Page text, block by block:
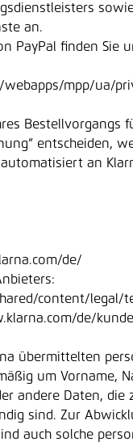
an.
PayPal finden Sie
mpp/ua/
Bestellvorgangs
entscheiden,
an
de/
content/legal/
de/
übermittelten
um Vorname,
andere Daten, die
sind. Zur
auch solche